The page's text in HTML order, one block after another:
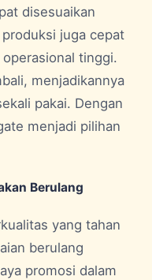
disesuaikan
juga cepat
tinggi.
menjadikannya
pakai. Dengan
menjadi pilihan
Berulang
yang tahan
berulang
promosi dalam